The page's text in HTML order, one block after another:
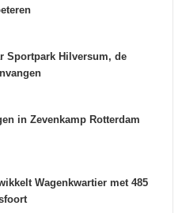
Sportpark Hilversum, de
in Zevenkamp Rotterdam
Wagenkwartier met 485